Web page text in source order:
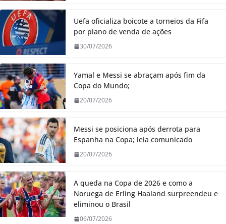
Uefa oficializa boicote a torneios da Fifa
por plano de venda de ações
30/07/2026
Yamal e Messi se abraçam após fim da
Copa do Mundo;
20/07/2026
Messi se posiciona após derrota para
Espanha na Copa; leia comunicado
20/07/2026
A queda na Copa de 2026 e como a
Noruega de Erling Haaland surpreendeu e
eliminou o Brasil
06/07/2026